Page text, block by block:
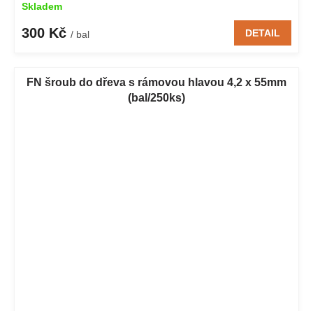
Skladem
300 Kč / bal DETAIL
FN šroub do dřeva s rámovou hlavou 4,2 x 55mm
(bal/250ks)